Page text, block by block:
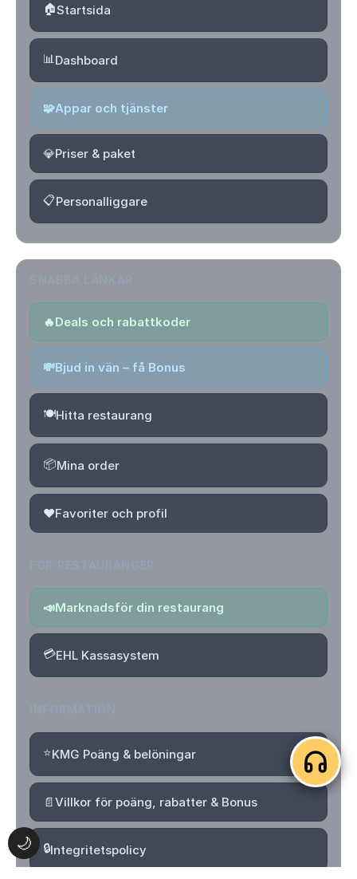
🌙
🏠Startsida
📊Dashboard
🧩Appar och tjänster
💎Priser & paket
📋Personalliggare
🔥Deals och rabattkoder
💸Bjud in vän – få Bonus
🍽️Hitta restaurang
📦Mina order
❤️Favoriter och profil
📣Marknadsför din restaurang
💳EHL Kassasystem
⭐KMG Poäng & belöningar
📄Villkor för poäng, rabatter & Bonus
🔒Integritetspolicy